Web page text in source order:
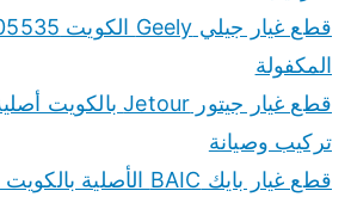
المكفولة
تركيب وصيانة